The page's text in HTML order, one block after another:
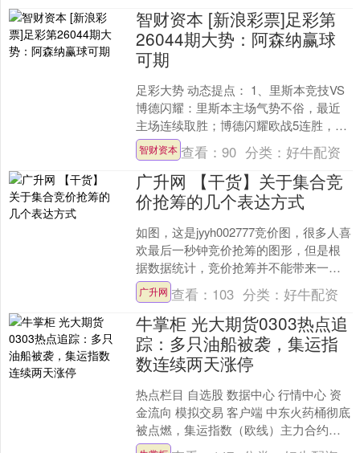
智财资本 [新浪彩票]足彩第
26044期大势：阿森纳赢球
可期
足彩大势 动态提点： 1、里斯本竞技VS
博德闪耀：里斯本主场气势不俗，最近
主场连续取胜；博德闪耀欧战5连胜，全
队士气非常旺盛。 2、阿森纳VS勒沃库
森：阿森纳最....
智财资本 查看：90 分类：好牛配资
广升网 【干货】关于集合竞
价抢筹的几个表达方式
如图，这是jyyh002777竞价图，很多人喜
欢最后一秒钟竞价抢筹的图形，但是根
据数据统计，竞价抢筹并不能带来一定
相对高的胜率。关于公式表达，惯有以
下几种，第一....
广升网 查看： 103 分类：好牛配资
牛掌柜 光大期货0303热点追
踪：多只油船被袭，集运指
数连续两天涨停
热点栏目 自选股 数据中心 行情中心 资
金流向 模拟交易 客户端 中东火药桶彻底
被点燃，集运指数（欧线）主力合约连
续两天涨停。伊朗于2月28日宣布，禁止